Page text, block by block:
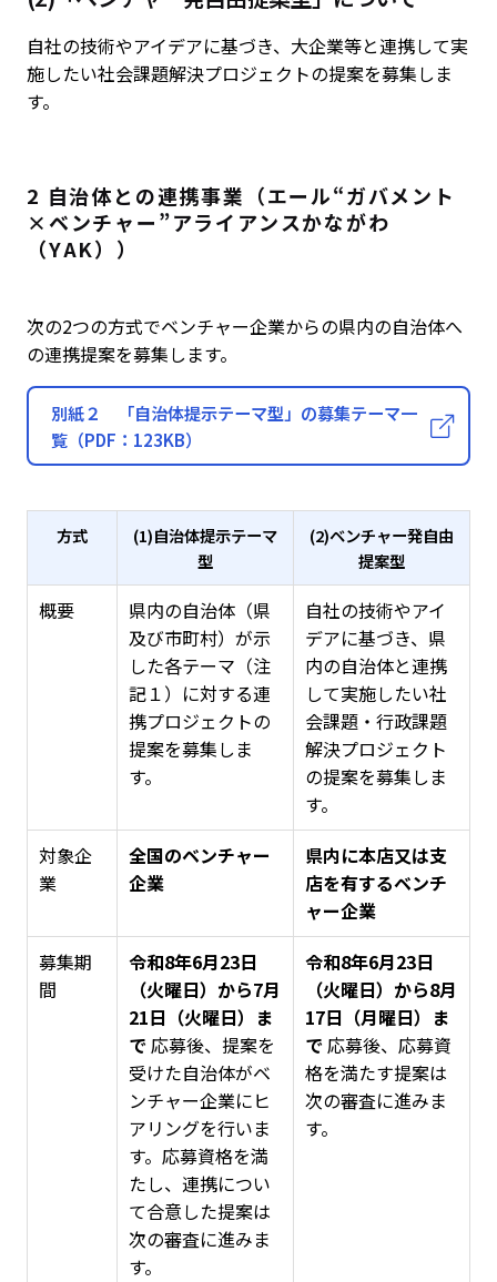
自社の技術やアイデアに基づき、大企業等と連携して実
施したい社会課題解決プロジェクトの提案を募集しま
す。
2 自治体との連携事業（エール“ガバメント
×ベンチャー”アライアンスかながわ
（YAK））
次の2つの方式でベンチャー企業からの県内の自治体へ
の連携提案を募集します。
別紙２ 「自治体提示テーマ型」の募集テーマ一
覧（PDF：123KB）
方式
(1)自治体提示テーマ
型
(2)ベンチャー発自由
提案型
概要
県内の自治体（県
及び市町村）が示
した各テーマ（注
記１）に対する連
携プロジェクトの
提案を募集しま
す。
自社の技術やアイ
デアに基づき、県
内の自治体と連携
して実施したい社
会課題・行政課題
解決プロジェクト
の提案を募集しま
す。
対象企
業
全国のベンチャー
企業
県内に本店又は支
店を有するベンチ
ャー企業
募集期
間
令和8年6月23日
（火曜日）から7月
21日（火曜日）ま
で 応募後、提案を
受けた自治体がベ
ンチャー企業にヒ
アリングを行いま
す。応募資格を満
たし、連携につい
て合意した提案は
次の審査に進みま
す。
令和8年6月23日
（火曜日）から8月
17日（月曜日）ま
で 応募後、応募資
格を満たす提案は
次の審査に進みま
す。